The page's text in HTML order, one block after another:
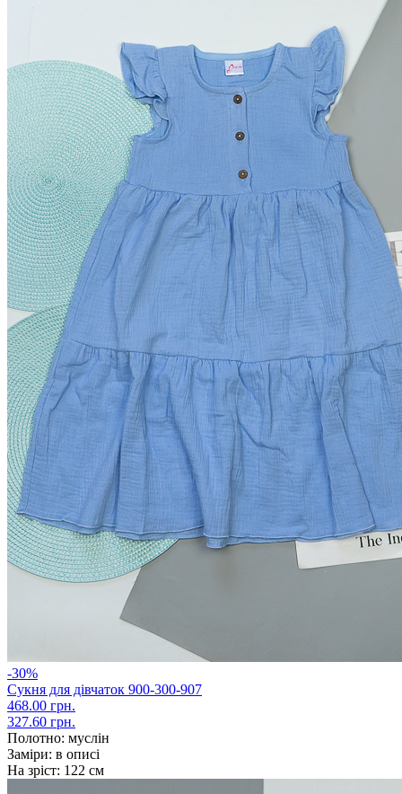
-30%
Сукня для дівчаток 900-300-907
468.00 грн.
327.60 грн.
Полотно: муслін
Заміри: в описі
На зріст: 122 см